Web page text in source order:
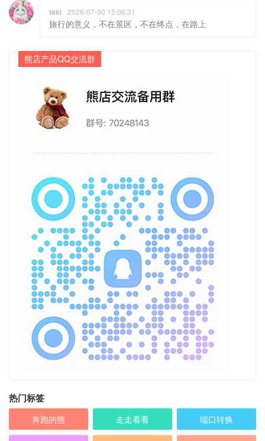
taki 2026-07-30 15:06:31
旅行的意义，不在景区，不在终点，在路上
熊店产品QQ交流群
热门标签
奔跑的熊 走走看看 端口转换